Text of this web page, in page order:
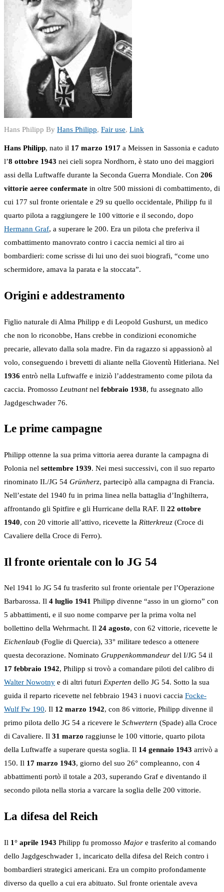
Hans Philipp By Hans Philipp, Fair use, Link
Hans Philipp, nato il 17 marzo 1917 a Meissen in Sassonia e caduto
l’8 ottobre 1943 nei cieli sopra Nordhorn, è stato uno dei maggiori
assi della Luftwaffe durante la Seconda Guerra Mondiale. Con 206
vittorie aeree confermate in oltre 500 missioni di combattimento, di
cui 177 sul fronte orientale e 29 su quello occidentale, Philipp fu il
quarto pilota a raggiungere le 100 vittorie e il secondo, dopo
Hermann Graf, a superare le 200. Era un pilota che preferiva il
combattimento manovrato contro i caccia nemici al tiro ai
bombardieri: come scrisse di lui uno dei suoi biografi, “come uno
schermidore, amava la parata e la stoccata”.
Origini e addestramento
Figlio naturale di Alma Philipp e di Leopold Gushurst, un medico
che non lo riconobbe, Hans crebbe in condizioni economiche
precarie, allevato dalla sola madre. Fin da ragazzo si appassionò al
volo, conseguendo i brevetti di aliante nella Gioventù Hitleriana. Nel
1936 entrò nella Luftwaffe e iniziò l’addestramento come pilota da
caccia. Promosso Leutnantnel febbraio 1938, fu assegnato allo
Jagdgeschwader 76.
Le prime campagne
Philipp ottenne la sua prima vittoria aerea durante la campagna di
Polonia nel settembre 1939. Nei mesi successivi, con il suo reparto
rinominato II./JG 54 Grünherz, partecipò alla campagna di Francia.
Nell’estate del 1940 fu in prima linea nella battaglia d’Inghilterra,
affrontando gli Spitfire e gli Hurricane della RAF. Il 22 ottobre
1940, con 20 vittorie all’attivo, ricevette la Ritterkreuz (Croce di
Cavaliere della Croce di Ferro).
Il fronte orientale con lo JG 54
Nel 1941 lo JG 54 fu trasferito sul fronte orientale per l’Operazione
Barbarossa. Il 4 luglio 1941 Philipp divenne “asso in un giorno” con
5 abbattimenti, e il suo nome comparve per la prima volta nel
bollettino della Wehrmacht. Il 24 agosto, con 62 vittorie, ricevette le
Eichenlaub (Foglie di Quercia), 33° militare tedesco a ottenere
questa decorazione. Nominato Gruppenkommandeur del I/JG 54 il
17 febbraio 1942, Philipp si trovò a comandare piloti del calibro di
Walter Nowotny e di altri futuri Experten dello JG 54. Sotto la sua
guida il reparto ricevette nel febbraio 1943 i nuovi caccia Focke-
Wulf Fw 190. Il 12 marzo 1942, con 86 vittorie, Philipp divenne il
primo pilota dello JG 54 a ricevere le Schwertern (Spade) alla Croce
di Cavaliere. Il 31 marzo raggiunse le 100 vittorie, quarto pilota
della Luftwaffe a superare questa soglia. Il 14 gennaio 1943 arrivò a
150. Il 17 marzo 1943, giorno del suo 26° compleanno, con 4
abbattimenti portò il totale a 203, superando Graf e diventando il
secondo pilota nella storia a varcare la soglia delle 200 vittorie.
La difesa del Reich
Il 1° aprile 1943 Philipp fu promosso Major e trasferito al comando
dello Jagdgeschwader 1, incaricato della difesa del Reich contro i
bombardieri strategici americani. Era un compito profondamente
diverso da quello a cui era abituato. Sul fronte orientale aveva